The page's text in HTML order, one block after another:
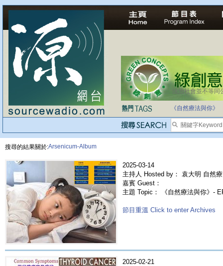
法治社會並不等同
自家教育合法化-
《自然療法與你》
搜尋的結果關於:Arsenicum-Album
2025-03-14
主持人 Hosted by： 袁大明 自然
嘉賓 Guest：
主題 Topic： 《自然療法與你》-
節目重溫 Click to enter Archives
2025-02-21